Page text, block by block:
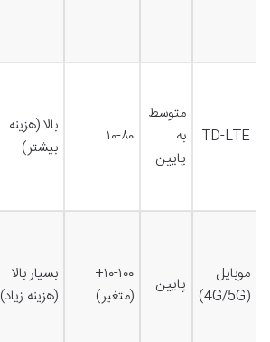
TD-LTE
متوسط
به
پایین
۱۰-۸۰
بالا (هزینه
بیشتر)
موبایل
(4G/5G)
پایین
۱۰-۱۰۰+
(متغیر)
بسیار بالا
(هزینه زیاد)